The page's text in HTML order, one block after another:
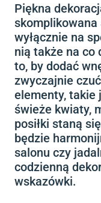
Piękna
wyłącznie na
nią także na co
to, by dodać
zwyczajnie
elementy, takie
świeże kwiaty,
posiłki staną
będzie
salonu czy
codzienną
wskazówki.